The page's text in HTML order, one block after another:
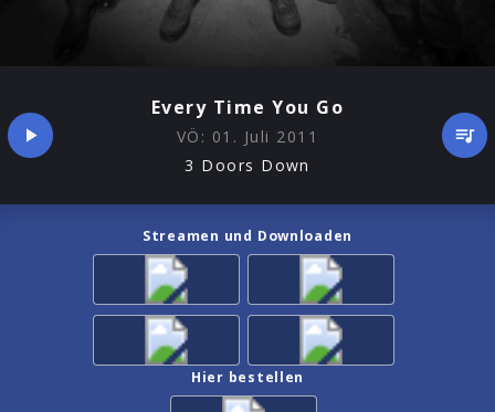
Every Time You Go
VÖ: 01. Juli 2011
3 Doors Down
Streamen und Downloaden
Hier bestellen